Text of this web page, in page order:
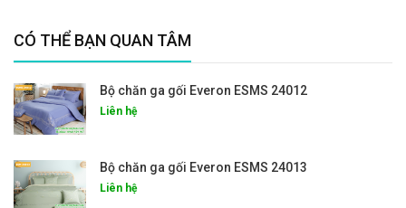
CÓ THỂ BẠN QUAN TÂM
Bộ chăn ga gối Everon ESMS 24012
Liên hệ
Bộ chăn ga gối Everon ESMS 24013
Liên hệ